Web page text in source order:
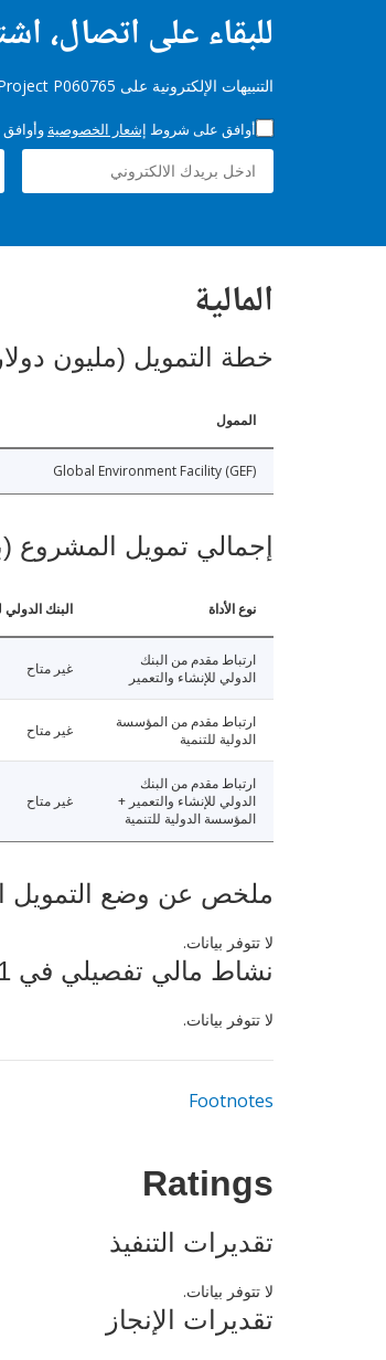
للبقاء على اتصال،
التنبيهات الإلكترونية على Project P060765
أوافق على شروط إشعار الخصوصية وأوافق
المالية
خطة التمويل (مليون
الممول
Global Environment Facility (GEF)
إجمالي تمويل المشروع
نوع الأداة البنك الدولي
ارتباط مقدم من البنك
الدولي للإنشاء والتعمير
غير متاح
ارتباط مقدم من المؤسسة
الدولية للتنمية
غير متاح
ارتباط مقدم من البنك
الدولي للإنشاء والتعمير +
المؤسسة الدولية للتنمية
غير متاح
ملخص عن وضع التمويل
لا تتوفر بيانات.
نشاط مالي تفصيلي في 2026/07/31
لا تتوفر بيانات.
Footnotes
Ratings
تقديرات التنفيذ
لا تتوفر بيانات.
تقديرات الإنجاز